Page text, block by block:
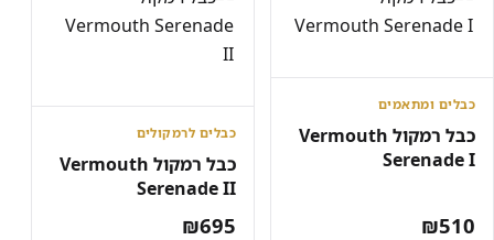
ליקר
כבלים ומתאמים
כבל רמקול Vermouth
Serenade I
₪510
כבלים לרמקולים
כבל רמקול Vermouth
Serenade II
₪695